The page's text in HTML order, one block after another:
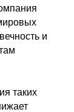
и
таких